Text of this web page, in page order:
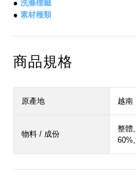
● 洗滌標籤
● 素材種類
商品規格
原產地 越南
物料 / 成份
整體